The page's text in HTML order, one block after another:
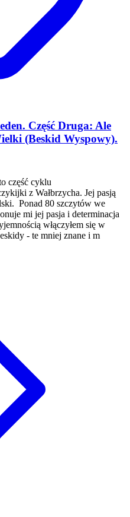
Część Druga: Ale
(Beskid Wyspowy).
część cyklu
z Wałbrzycha. Jej pasją
Ponad 80 szczytów we
mi jej pasja i determinacja
włączyłem się w
- te mniej znane i m